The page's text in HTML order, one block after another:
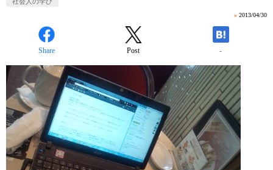
» 2013/04/30
Share Post -